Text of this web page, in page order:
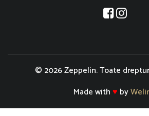
Se Se
© 2026 Zeppelin. Toate
Made with♥ by